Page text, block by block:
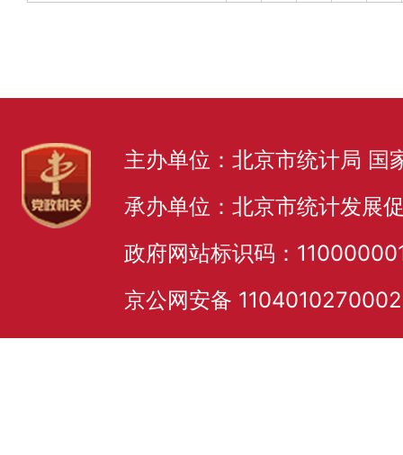
主办单位：北京市统计局 国
承办单位：北京市统计发展
政府网站标识码：
京公网安备